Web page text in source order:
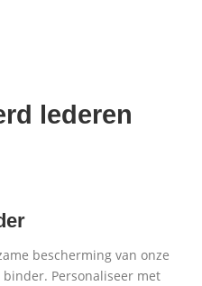
lederen
bescherming van onze
Personaliseer met